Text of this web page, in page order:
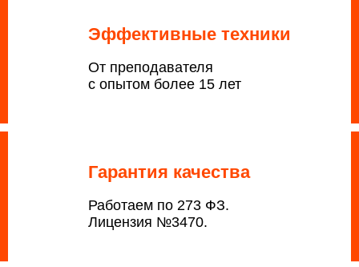
Эффективные техники
От преподавателя
с опытом более 15 лет
Гарантия качества
Работаем по 273 ФЗ.
Лицензия №3470.